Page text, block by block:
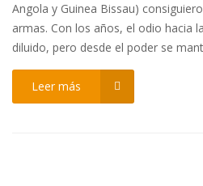
Angola y Guinea Bissau)
armas. Con los años, el odio hacia
diluido, pero desde el poder se
Leer más